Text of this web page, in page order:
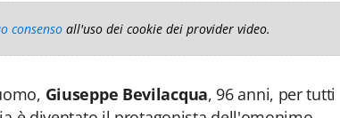
consenso all'uso dei cookie dei provider video.
Giuseppe Bevilacqua, 96 anni, per tutti